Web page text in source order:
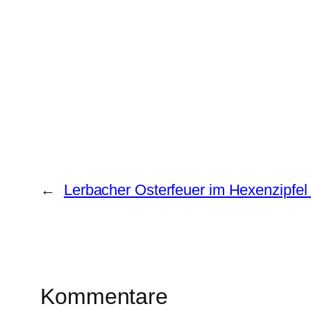
← Lerbacher Osterfeuer im Hexenzipfel
Kommentare